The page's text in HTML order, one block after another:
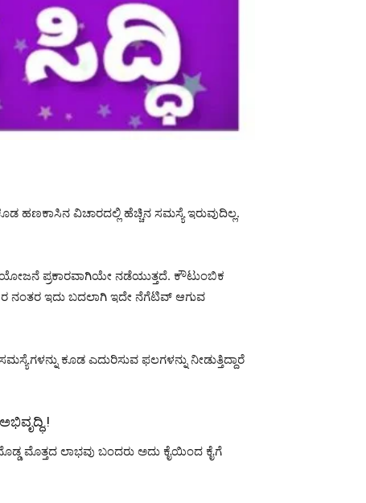
ಹಣಕಾಸಿನ ವಿಚಾರದಲ್ಲಿ ಹೆಚ್ಚಿನ ಸಮಸ್ಯೆ ಇರುವುದಿಲ್ಲ.
ಪ್ರಕಾರವಾಗಿಯೇ ನಡೆಯುತ್ತದೆ. ಕೌಟುಂಬಿಕ
ರ ನಂತರ ಇದು ಬದಲಾಗಿ ಇದೇ ನೆಗೆಟಿವ್ ಆಗುವ
ಕೂಡ ಎದುರಿಸುವ ಫಲಗಳನ್ನು ನೀಡುತ್ತಿದ್ದಾರೆ
ಮೊತ್ತದ ಲಾಭವು ಬಂದರು ಅದು ಕೈಯಿಂದ ಕೈಗೆ